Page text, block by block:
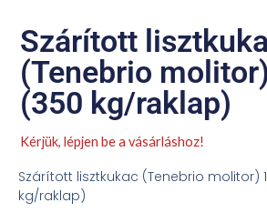
Szárított
(Tenebrio
(350 kg/raklap)
Kérjük, lépjen be a vásárláshoz!
Szárított lisztkukac (Tenebrio molitor)
kg/raklap)